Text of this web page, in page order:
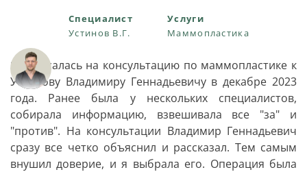
Специалист
Устинов В.Г.
Услуги
Маммопластика
Я записалась на консультацию по маммопластике к
Устинову Владимиру Геннадьевичу в декабре 2023
года. Ранее была у нескольких специалистов,
собирала информацию, взвешивала все "за" и
"против". На консультации Владимир Геннадьевич
сразу все четко объяснил и рассказал. Тем самым
внушил доверие, и я выбрала его. Операция была